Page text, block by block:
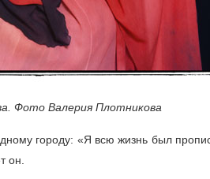
Фото Валерия Плотникова
городу: «Я всю жизнь был
он.